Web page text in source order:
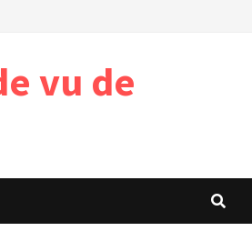
vu de